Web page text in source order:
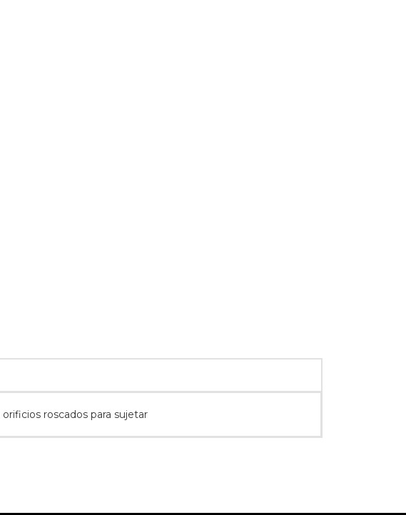
roscados para sujetar